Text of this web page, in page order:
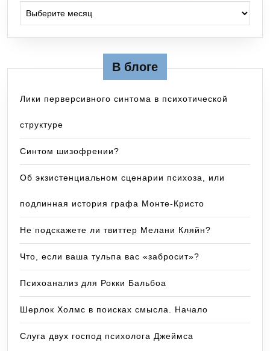
В блоге
Лики перверсивного синтома в психотической
структуре
Синтом шизофрении?
Об экзистенциальном сценарии психоза, или
подлинная история графа Монте-Кристо
Не подскажете ли твиттер Мелани Кляйн?
Что, если ваша тульпа вас «забросит»?
Психоанализ для Рокки Бальбоа
Шерлок Холмс в поисках смысла. Начало
Слуга двух господ психолога Джеймса